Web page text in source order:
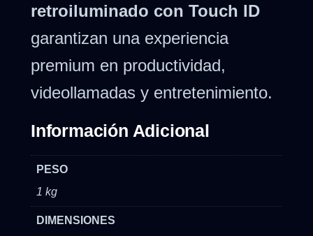
retroiluminado con Touch ID
garantizan una experiencia
premium en productividad,
videollamadas y entretenimiento.
Información Adicional
PESO
1 kg
DIMENSIONES